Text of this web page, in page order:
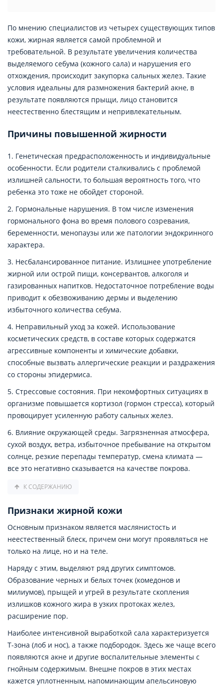
По мнению специалистов из четырех существующих типов
кожи, жирная является самой проблемной и
требовательной. В результате увеличения количества
выделяемого себума (кожного сала) и нарушения его
отхождения, происходит закупорка сальных желез. Такие
условия идеальны для размножения бактерий акне, в
результате появляются прыщи, лицо становится
неестественно блестящим и непривлекательным.
Причины повышенной жирности
1. Генетическая предрасположенность и индивидуальные
особенности. Если родители сталкивались с проблемой
излишней сальности, то большая вероятность того, что
ребенка это тоже не обойдет стороной.
2. Гормональные нарушения. В том числе изменения
гормонального фона во время полового созревания,
беременности, менопаузы или же патологии эндокринного
характера.
3. Несбалансированное питание. Излишнее употребление
жирной или острой пищи, консервантов, алкоголя и
газированных напитков. Недостаточное потребление воды
приводит к обезвоживанию дермы и выделению
избыточного количества себума.
4. Неправильный уход за кожей. Использование
косметических средств, в составе которых содержатся
агрессивные компоненты и химические добавки,
способные вызвать аллергические реакции и раздражения
со стороны эпидермиса.
5. Стрессовые состояния. При некомфортных ситуациях в
организме повышается кортизол (гормон стресса), который
провоцирует усиленную работу сальных желез.
6. Влияние окружающей среды. Загрязненная атмосфера,
сухой воздух, ветра, избыточное пребывание на открытом
солнце, резкие перепады температур, смена климата —
все это негативно сказывается на качестве покрова.
К СОДЕРЖАНИЮ
Признаки жирной кожи
Основным признаком является маслянистость и
неестественный блеск, причем они могут проявляться не
только на лице, но и на теле.
Наряду с этим, выделяют ряд других симптомов.
Образование черных и белых точек (комедонов и
милиумов), прыщей и угрей в результате скопления
излишков кожного жира в узких протоках желез,
расширение пор.
Наиболее интенсивной выработкой сала характеризуется
Т-зона (лоб и нос), а также подбородок. Здесь же чаще всего
появляются акне и другие воспалительные элементы с
гнойным содержимым. Внешне покров в этих местах
кажется уплотненным, напоминающим апельсиновую